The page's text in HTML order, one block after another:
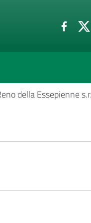
della Essepienne